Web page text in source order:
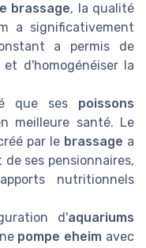
brassage, la qualité
a significativement
a permis de
d'homogénéiser la
que ses poissons
meilleure santé. Le
par le brassage a
ses pensionnaires,
nutritionnels
d'aquariums
pompe eheim avec